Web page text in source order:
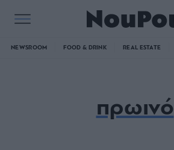
NEWSROOM FOOD & DRINK REAL ESTATE
πρωινό